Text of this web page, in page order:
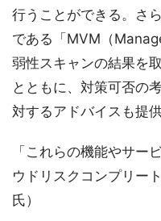
行うことができる。さ
である「MVM（
弱性スキャンの結果を
とともに、対策可否の
対するアドバイスも提
「これらの機能やサー
ウドリスクコンプリー
氏）